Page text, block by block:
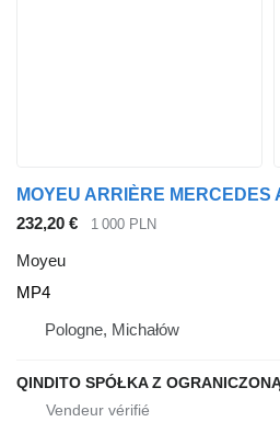
232,20 € 1 000 PLN
Moyeu
MP4
Pologne, Michałów